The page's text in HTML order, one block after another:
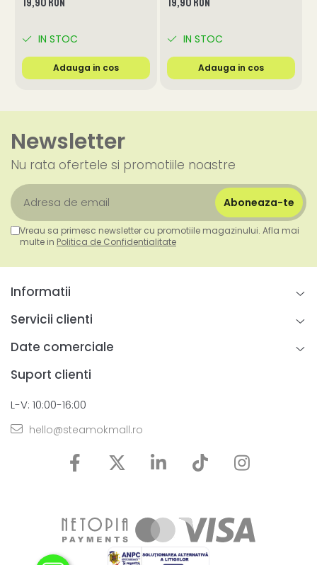
IN STOC
Adauga in cos
IN STOC
Adauga in cos
Newsletter
Nu rata ofertele si promotiile noastre
Vreau sa primesc newsletter cu promotiile magazinului. Afla mai
multe in Politica de Confidentialitate
Informatii
Servicii clienti
Date comerciale
Suport clienti
L-V: 10:00-16:00
hello@steamokmall.ro